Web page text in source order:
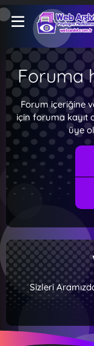
Foruma
Forum içeriğine
için foruma kayıt
üye
Sizleri